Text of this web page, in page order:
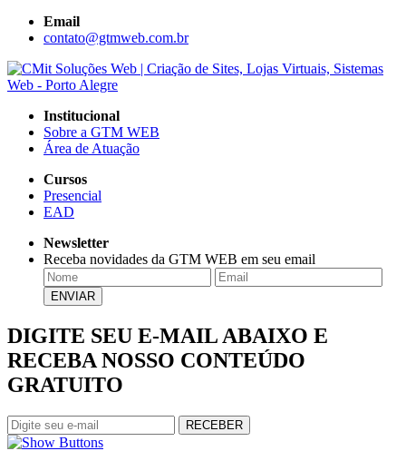
Email
contato@gtmweb.com.br
Institucional
Sobre a GTM WEB
Área de Atuação
Cursos
Presencial
EAD
Newsletter
Receba novidades da GTM WEB em seu email
DIGITE SEU E-MAIL ABAIXO E
RECEBA NOSSO CONTEÚDO
GRATUITO